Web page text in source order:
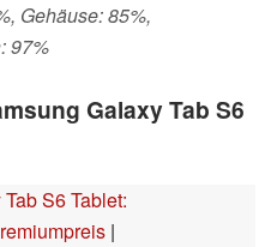
Gehäuse: 85%,
97%
Galaxy Tab S6
S6 Tablet:
|